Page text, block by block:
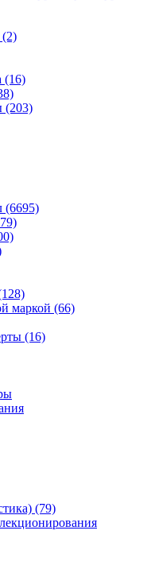
(2)
(16)
(203)
(6695)
маркой (66)
(16)
(79)